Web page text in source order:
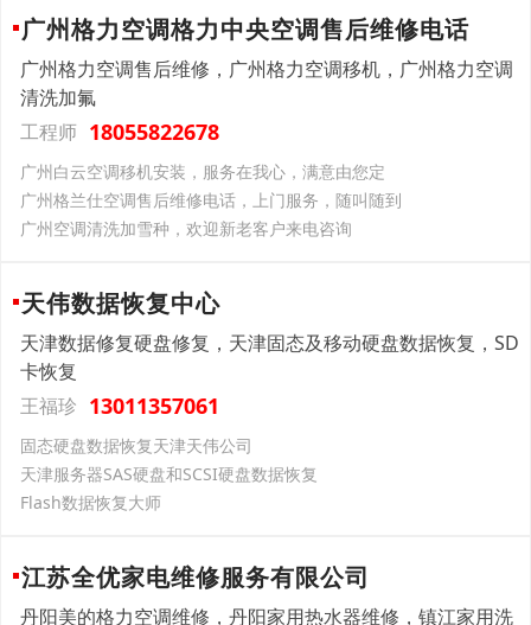
广州格力空调格力中央空调售后维修电话
广州格力空调售后维修，广州格力空调移机，广州格力空调
清洗加氟
工程师 18055822678
广州白云空调移机安装，服务在我心，满意由您定
广州格兰仕空调售后维修电话，上门服务，随叫随到
广州空调清洗加雪种，欢迎新老客户来电咨询
天伟数据恢复中心
天津数据修复硬盘修复，天津固态及移动硬盘数据恢复，SD
卡恢复
王福珍 13011357061
固态硬盘数据恢复天津天伟公司
天津服务器SAS硬盘和SCSI硬盘数据恢复
Flash数据恢复大师
江苏全优家电维修服务有限公司
丹阳美的格力空调维修，丹阳家用热水器维修，镇江家用洗